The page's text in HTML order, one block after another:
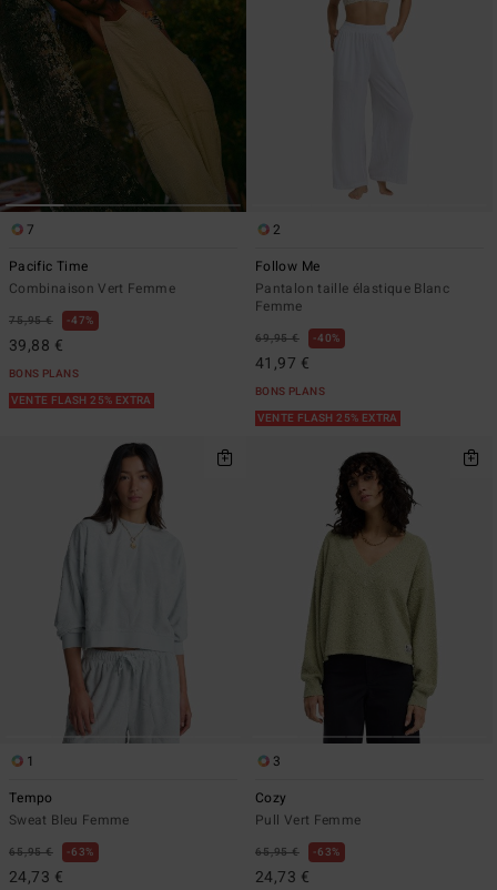
7
Pacific Time
Combinaison Vert Femme
75,95 € 47%
39,88 €
BONS PLANS
VENTE FLASH 25% EXTRA
2
Follow Me
Pantalon taille élastique Blanc
Femme
69,95 € 40%
41,97 €
BONS PLANS
VENTE FLASH 25% EXTRA
1
Tempo
Sweat Bleu Femme
65,95 € 63%
24,73 €
3
Cozy
Pull Vert Femme
65,95 € 63%
24,73 €